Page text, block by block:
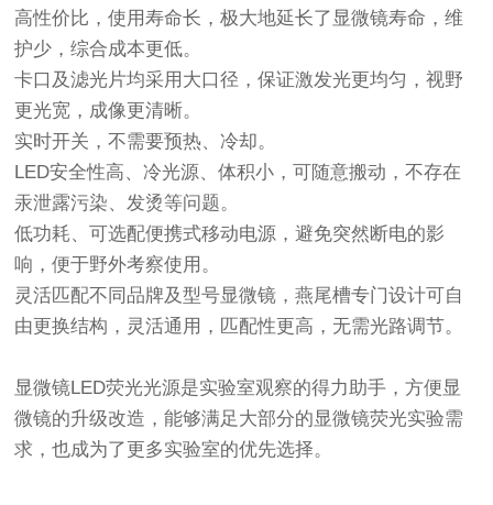
高性价比，使用寿命长，极大地延长了显微镜寿命，维
护少，综合成本更低。
卡口及滤光片均采用大口径，保证激发光更均匀，视野
更光宽，成像更清晰。
实时开关，不需要预热、冷却。
LED安全性高、冷光源、体积小，可随意搬动，不存在
汞泄露污染、发烫等问题。
低功耗、可选配便携式移动电源，避免突然断电的影
响，便于野外考察使用。
灵活匹配不同品牌及型号显微镜，燕尾槽专门设计可自
由更换结构，灵活通用，匹配性更高，无需光路调节。
显微镜LED荧光光源是实验室观察的得力助手，方便显
微镜的升级改造，能够满足大部分的显微镜荧光实验需
求，也成为了更多实验室的优先选择。